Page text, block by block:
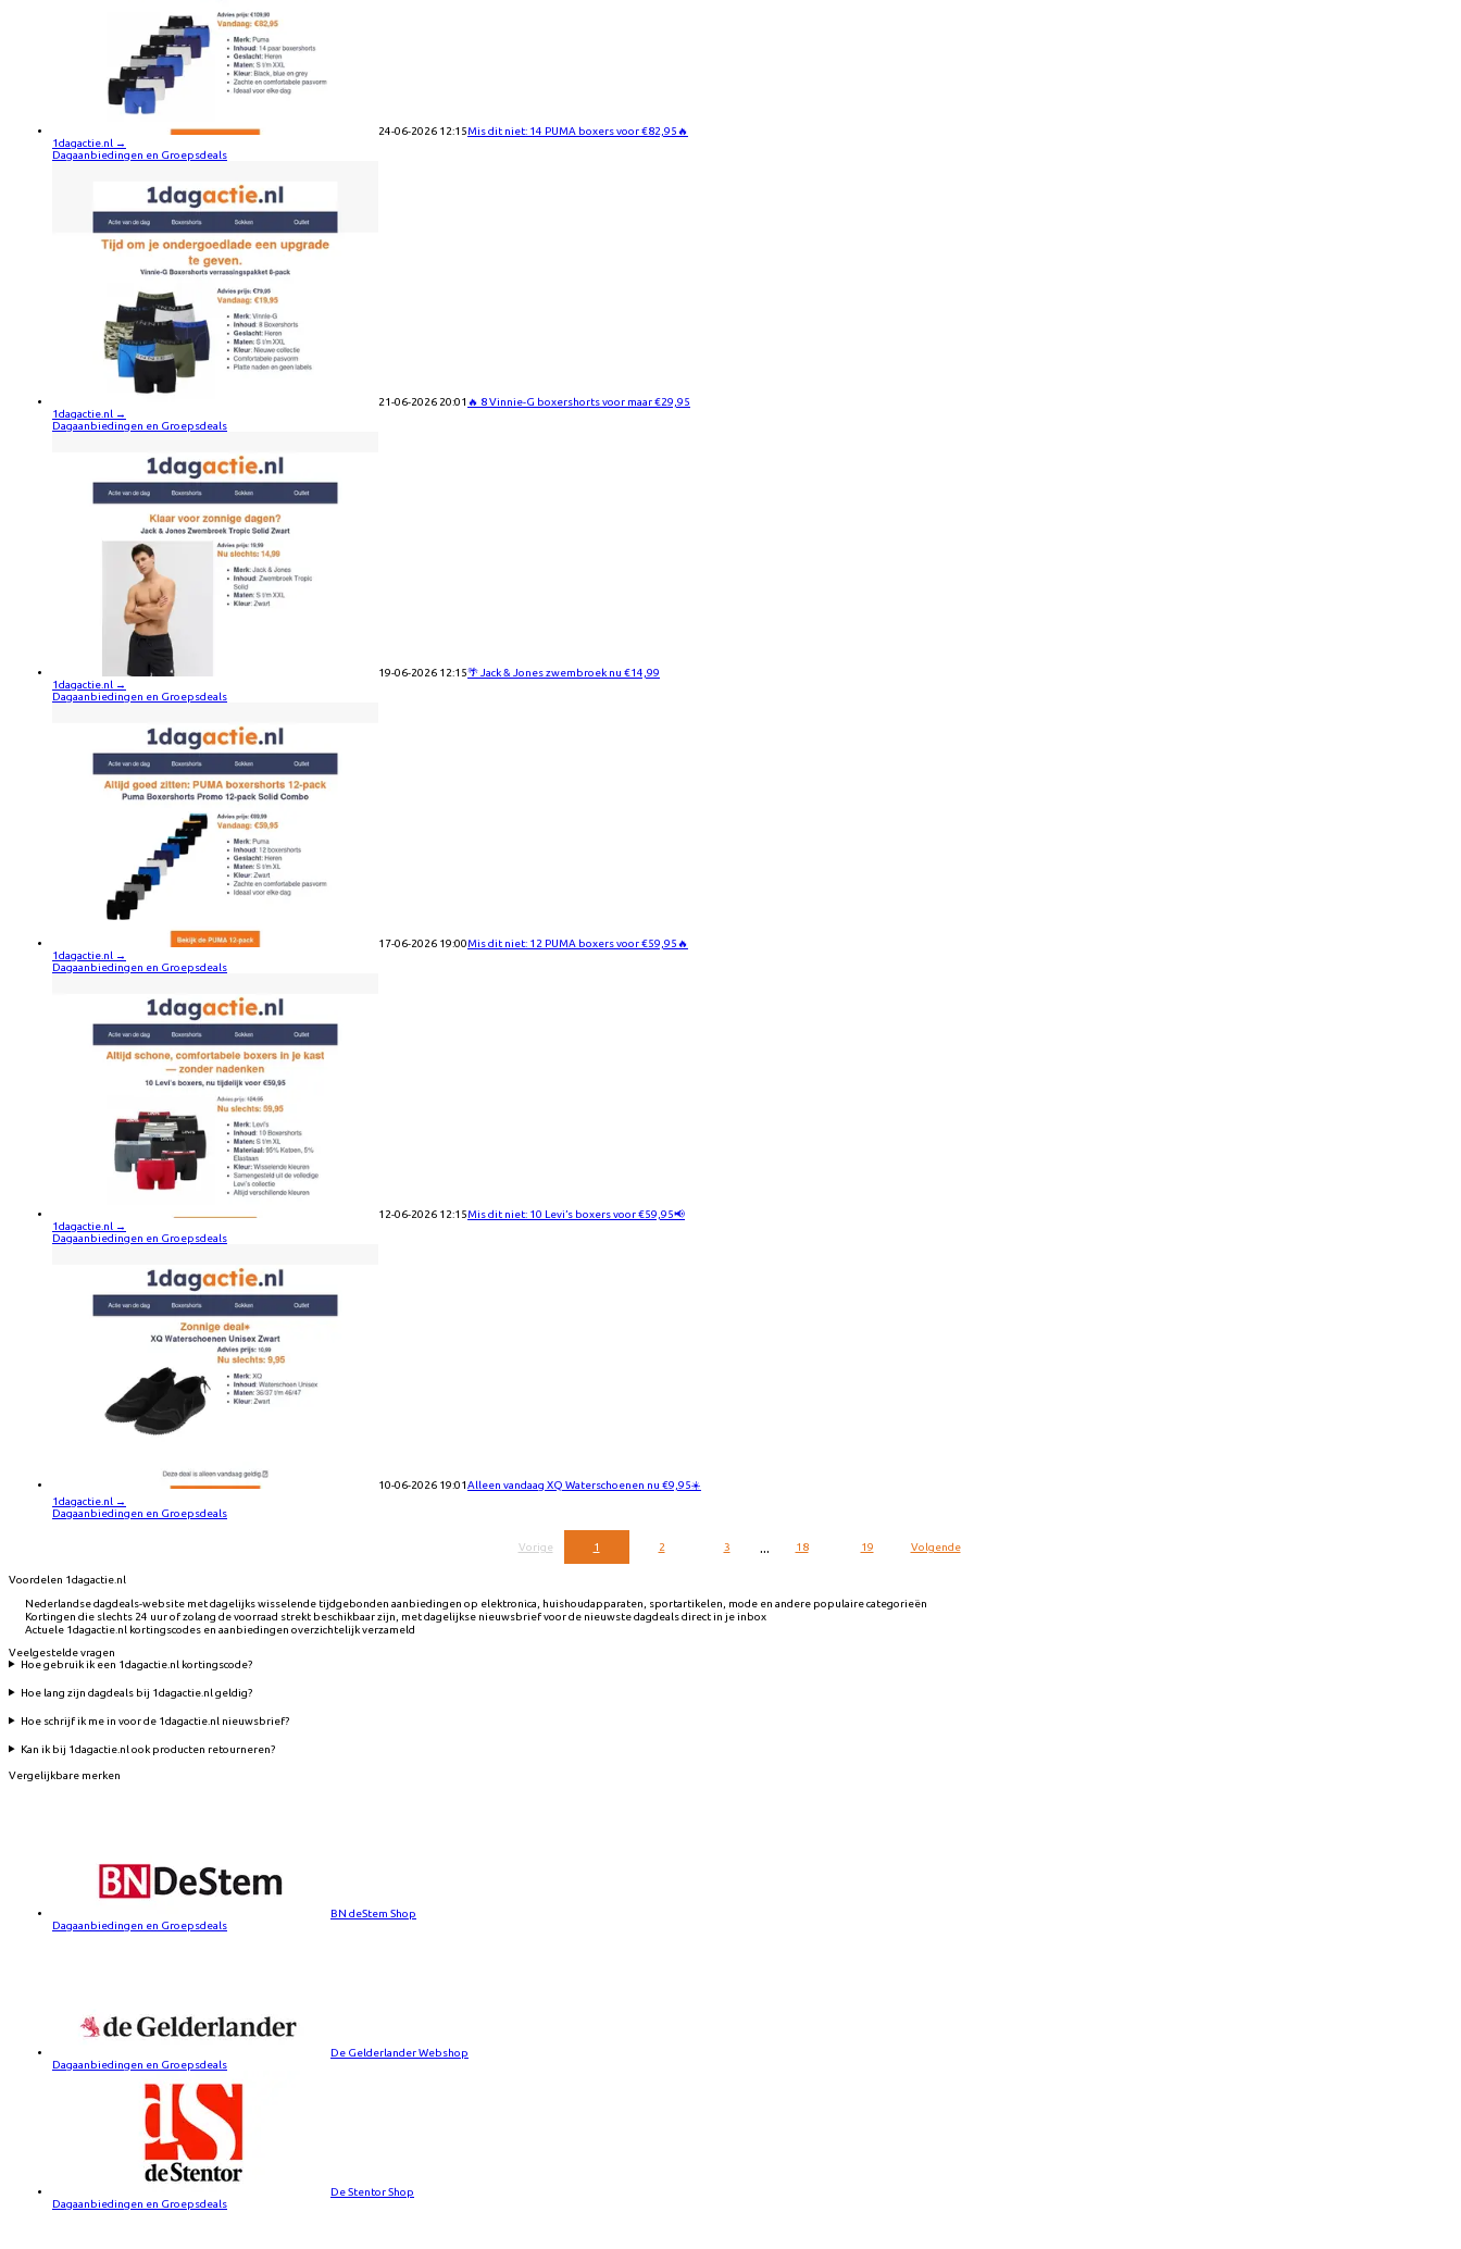
24-06-2026 12:15Mis dit niet: 14 PUMA boxers voor €82,95🔥
1dagactie.nl →
Dagaanbiedingen en Groepsdeals
21-06-2026 20:01 🔥 8 Vinnie-G boxershorts voor maar €29,95
1dagactie.nl →
Dagaanbiedingen en Groepsdeals
19-06-2026 12:15🌴 Jack & Jones zwembroek nu €14,99
1dagactie.nl →
Dagaanbiedingen en Groepsdeals
17-06-2026 19:00Mis dit niet: 12 PUMA boxers voor €59,95🔥
1dagactie.nl →
Dagaanbiedingen en Groepsdeals
12-06-2026 12:15Mis dit niet: 10 Levi’s boxers voor €59,95📢
1dagactie.nl →
Dagaanbiedingen en Groepsdeals
10-06-2026 19:01Alleen vandaag XQ Waterschoenen nu €9,95☀️
1dagactie.nl →
Dagaanbiedingen en Groepsdeals
Vorige 1 2 3 ... 18 19 Volgende
Voordelen 1dagactie.nl
Nederlandse dagdeals-website met dagelijks wisselende tijdgebonden aanbiedingen op elektronica, huishoudapparaten, sportartikelen, mode en andere populaire categorieën
Kortingen die slechts 24 uur of zolang de voorraad strekt beschikbaar zijn, met dagelijkse nieuwsbrief voor de nieuwste dagdeals direct in je inbox
Actuele 1dagactie.nl kortingscodes en aanbiedingen overzichtelijk verzameld
Veelgestelde vragen
Hoe gebruik ik een 1dagactie.nl kortingscode?
Hoe lang zijn dagdeals bij 1dagactie.nl geldig?
Hoe schrijf ik me in voor de 1dagactie.nl nieuwsbrief?
Kan ik bij 1dagactie.nl ook producten retourneren?
Vergelijkbare merken
BN deStem Shop
Dagaanbiedingen en Groepsdeals
De Gelderlander Webshop
Dagaanbiedingen en Groepsdeals
De Stentor Shop
Dagaanbiedingen en Groepsdeals